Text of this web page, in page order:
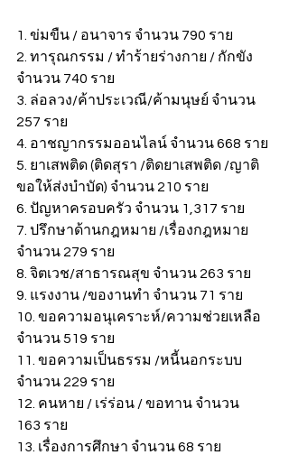
1. ข่มขืน / อนาจาร จำนวน 790 ราย
2. ทารุณกรรม / ทำร้ายร่างกาย / กักขัง
จำนวน 740 ราย
3. ล่อลวง/ค้าประเวณี/ค้ามนุษย์ จำนวน
257 ราย
4. อาชญากรรมออนไลน์ จำนวน 668 ราย
5. ยาเสพติด (ติดสุรา /ติดยาเสพติด /ญาติ
ขอให้ส่งบำบัด) จำนวน 210 ราย
6. ปัญหาครอบครัว จำนวน 1,317 ราย
7. ปรึกษาด้านกฎหมาย /เรื่องกฎหมาย
จำนวน 279 ราย
8. จิตเวช/สาธารณสุข จำนวน 263 ราย
9. แรงงาน /ของานทำ จำนวน 71 ราย
10. ขอความอนุเคราะห์/ความช่วยเหลือ
จำนวน 519 ราย
11. ขอความเป็นธรรม /หนี้นอกระบบ
จำนวน 229 ราย
12. คนหาย / เร่ร่อน / ขอทาน จำนวน
163 ราย
13. เรื่องการศึกษา จำนวน 68 ราย